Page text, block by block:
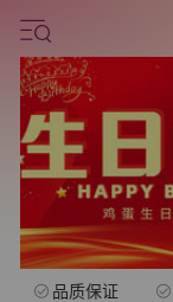
水果礼盒
品质保证